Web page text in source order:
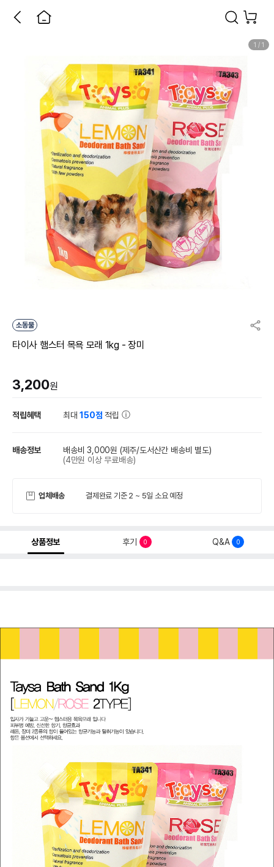
1 / 1
소동물
타이사 햄스터 목욕 모래 1kg - 장미
3,200원
적립혜택 최대150점 적립
배송정보 배송비 3,000원 (제주/도서산간 배송비 별도)
(4만원 이상 무료배송)
업체배송 결제완료 기준 2 ~ 5일 소요 예정
상품정보 후기 0 Q&A 0